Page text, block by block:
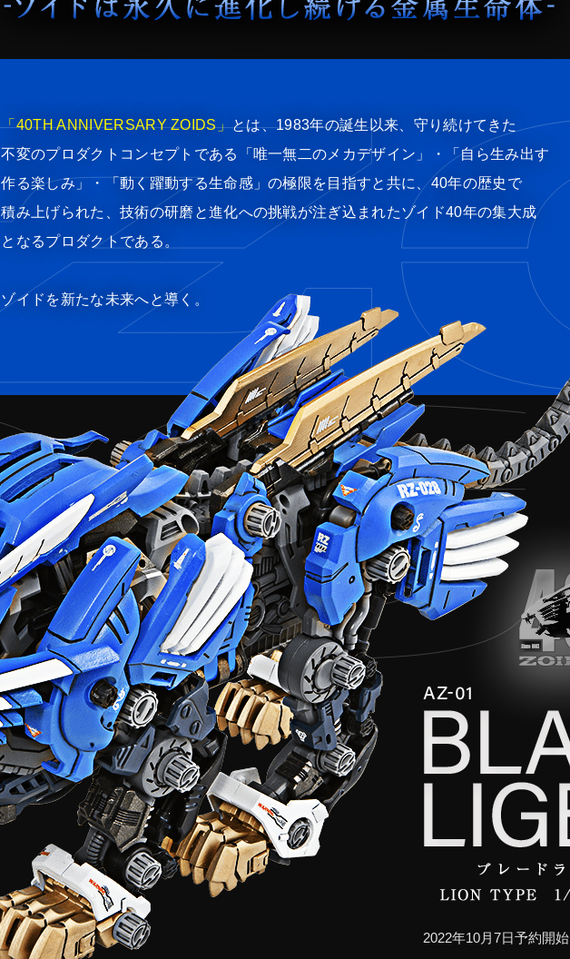
「40TH ANNIVERSARY ZOIDS」とは、1983年の誕生以来、守り続けてきた
不変のプロダクトコンセプトである「唯一無二のメカデザイン」・「自ら生み出す
作る楽しみ」・「動く躍動する生命感」の極限を目指すと共に、40年の歴史で
積み上げられた、技術の研磨と進化への挑戦が注ぎ込まれたゾイド40年の集大成
となるプロダクトである。
ゾイドを新たな未来へと導く。
2022年10月7日予約開始